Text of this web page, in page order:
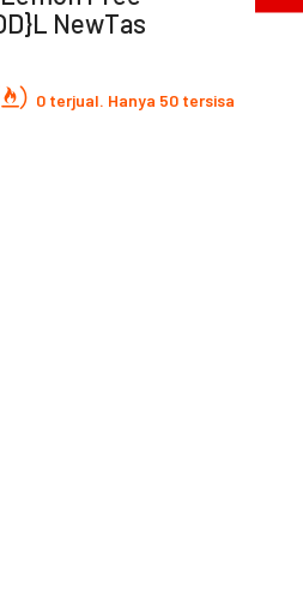
NewTas
0 terjual. Hanya 50 tersisa